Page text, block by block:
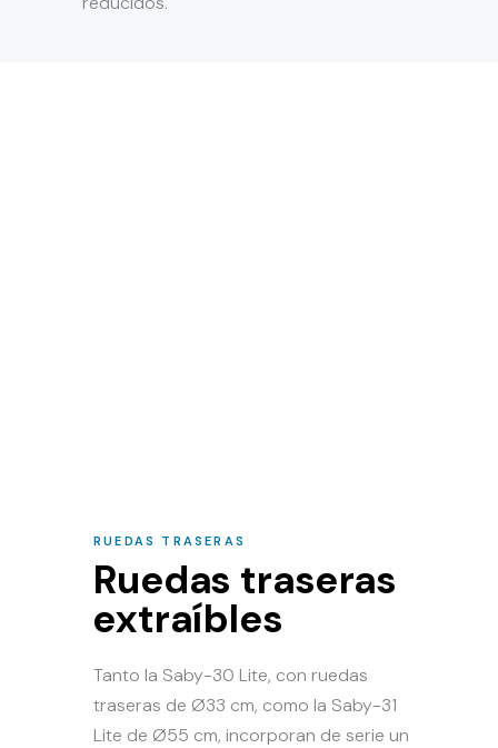
RUEDAS TRASERAS
Ruedas traseras
extraíbles
Tanto la Saby-30 Lite, con ruedas
traseras de Ø33 cm, como la Saby-31
Lite de Ø55 cm, incorporan de serie un